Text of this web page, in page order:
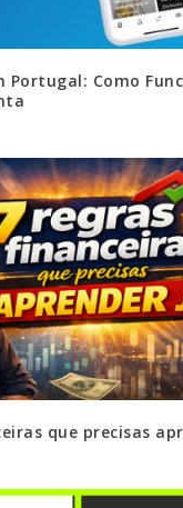
Portugal: Como
que precisas